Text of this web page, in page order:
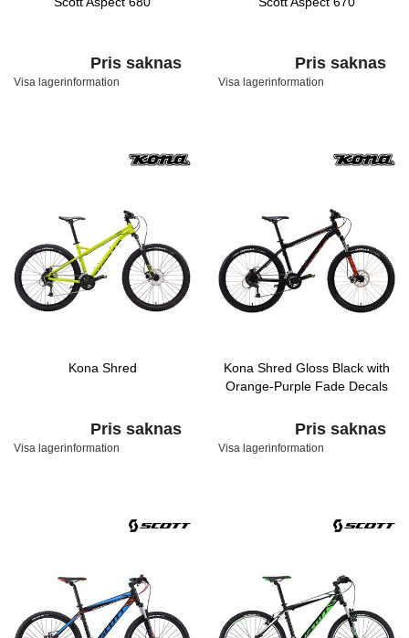
Pris saknas
Visa lagerinformation
Pris saknas
Visa lagerinformation
Kona Shred
Pris saknas
Visa lagerinformation
Kona Shred Gloss Black with
Orange-Purple Fade Decals
Pris saknas
Visa lagerinformation